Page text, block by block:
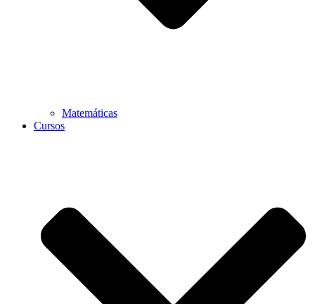
Matemáticas
Cursos